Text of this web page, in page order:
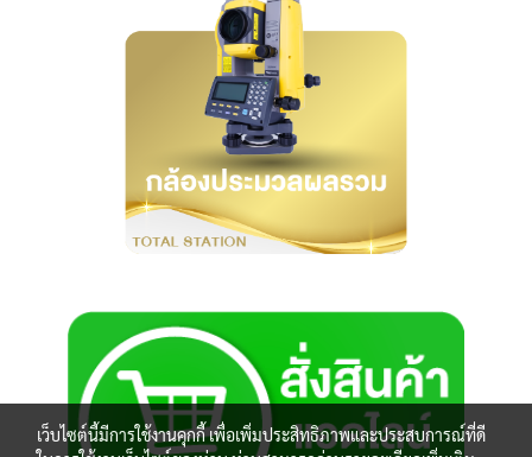
เว็บไซต์นี้มีการใช้งานคุกกี้ เพื่อเพิ่มประสิทธิภาพและประสบการณ์ที่ดี